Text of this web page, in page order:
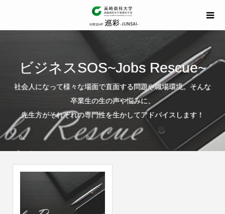
ビジネスSOS~Jobs Rescue~
社会人になって様々な場面で直面する問題や職場環境。そんな
卒業生の生の声や悩みに、
先生方がそれぞれの専門性を生かしてアドバイスします！